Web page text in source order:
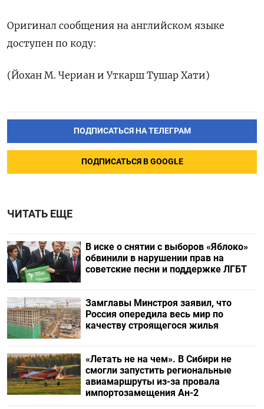
Оригинал сообщения на английском ‌языке
доступен по коду:
(Йохан ​М. Чериан и ‌Уткарш Тушар Хати)
ПОДПИСАТЬСЯ НА ТЕЛЕГРАМ
ПОДПИСАТЬСЯ В GOOGLE
ЧИТАТЬ ЕЩЕ
В иске о снятии с выборов «Яблоко»
обвинили в нарушении прав на
советские песни и поддержке ЛГБТ
Замглавы Минстроя заявил, что
Россия опередила весь мир по
качеству строящегося жилья
«Летать не на чем». В Сибири не
смогли запустить региональные
авиамаршруты из-за провала
импортозамещения Ан-2